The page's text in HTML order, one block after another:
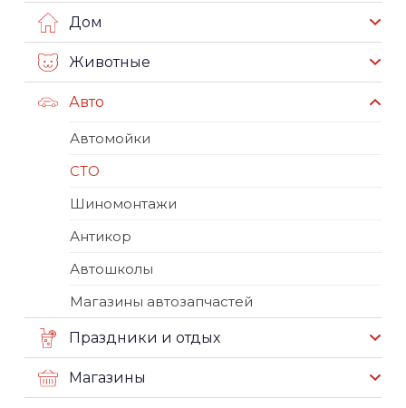
Дом
Животные
Авто
Автомойки
СТО
Шиномонтажи
Антикор
Автошколы
Магазины автозапчастей
Праздники и отдых
Магазины